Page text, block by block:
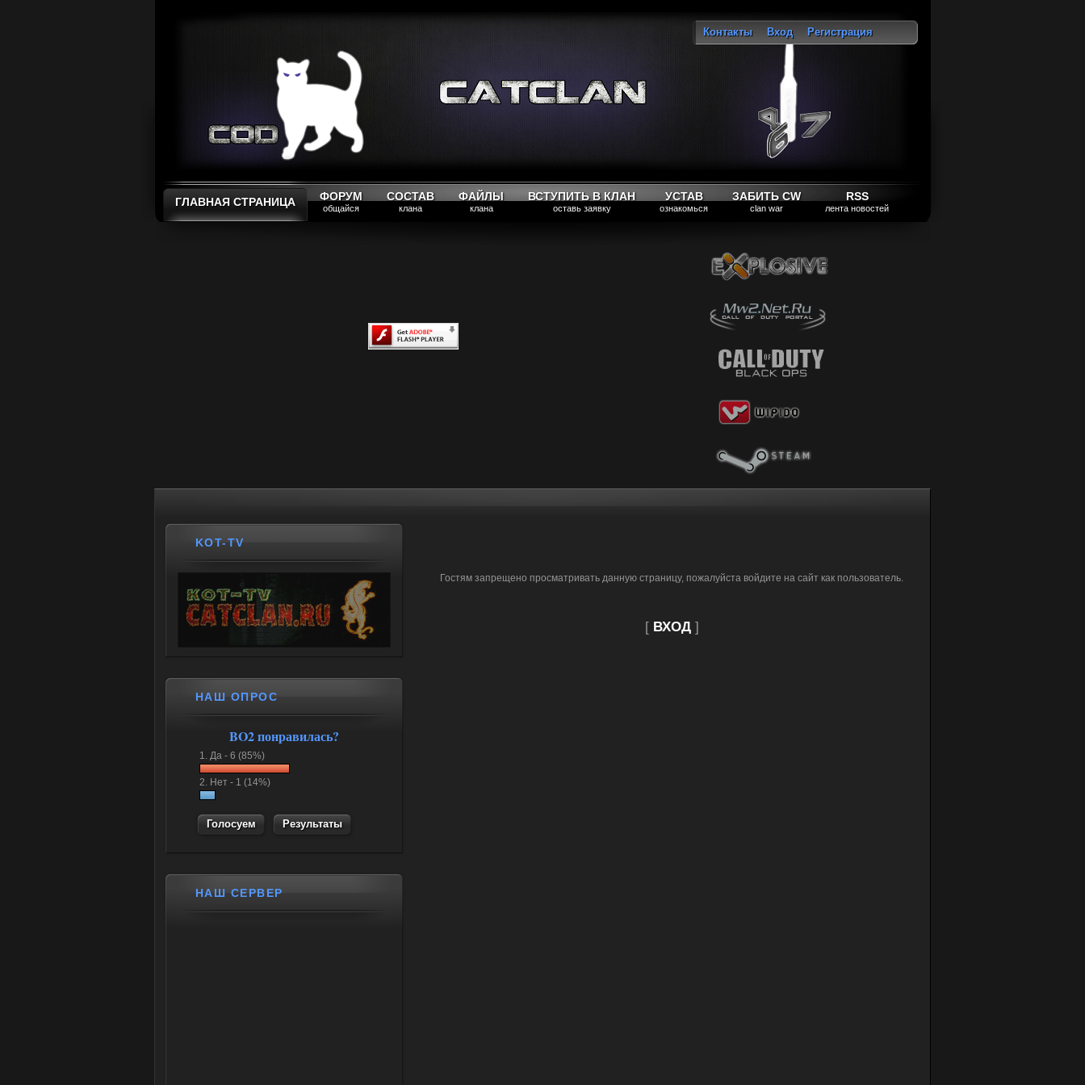
Контакты Вход
Регистрация
ГЛАВНАЯ СТРАНИЦА ФОРУМ
общайся
СОСТАВ
клана
ФАЙЛЫ
клана
ВСТУПИТЬ В КЛАН
оставь заявку
УСТАВ
ознакомься
ЗАБИТЬ CW
clan war
RSS
лента новостей
Гостям запрещено просматривать данную страницу, пожалуйста войдите на сайт как пользователь.
[ ВХОД]
KOT-TV
НАШ ОПРОС
BO2 понравилась?
1. Да - 6 (85%)
2. Нет - 1 (14%)
Результаты
НАШ СЕРВЕР